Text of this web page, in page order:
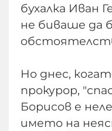
бухалка Иван
не биваше да
Но днес,
прокурор,
Борисов е
името на